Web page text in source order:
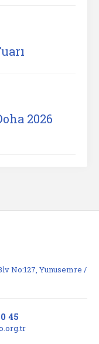
2026
No:127, Yunusemre /
45